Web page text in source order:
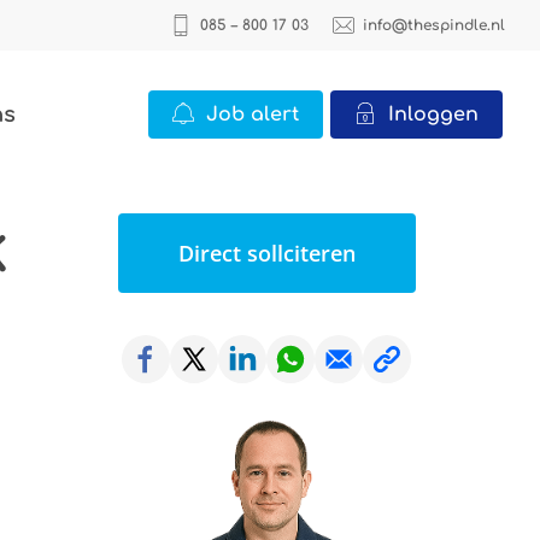
085 – 800 17 03 info@thespindle.nl
22 vacatures
Job alert Inloggen
Direct sollciteren